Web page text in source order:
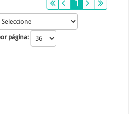
primeiro
anterior
1 próximo
página: